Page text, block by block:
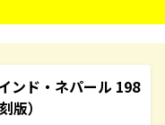
ンド・ネパール 198
版）